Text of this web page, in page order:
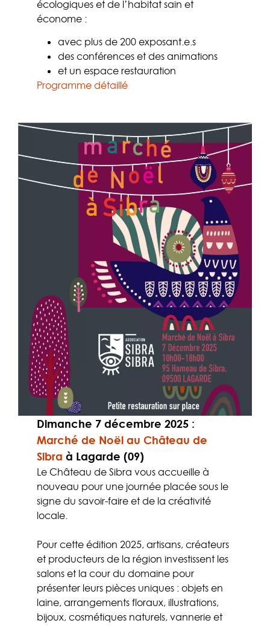
écologiques et de l’habitat sain et
économe :
avec plus de 200 exposant.e.s
des conférences et des animations
et un espace restauration
Programme détaillé
Dimanche 7 décembre 2025 :
Marché de Noël au Château de
Sibra à Lagarde (09)
Le Château de Sibra vous accueille à
nouveau pour une journée placée sous le
signe du savoir-faire et de la créativité
locale.
Pour cette édition 2025, artisans, créateurs
et producteurs de la région investissent les
salons et la cour du domaine pour
présenter leurs pièces uniques : objets en
laine, arrangements floraux, illustrations,
bijoux, cosmétiques naturels, vannerie et